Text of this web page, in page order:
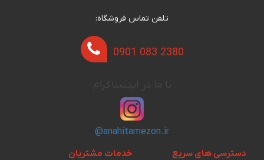
تلفن تماس فروشگاه:
0901 083 2380
@anahitamezon.ir
دسترسی های سریع
خدمات مشتریان